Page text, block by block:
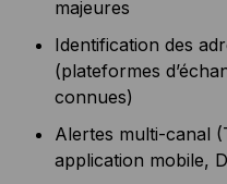
majeures
Identification des
(plateformes
connues)
Alertes multi-canal
application mobile,